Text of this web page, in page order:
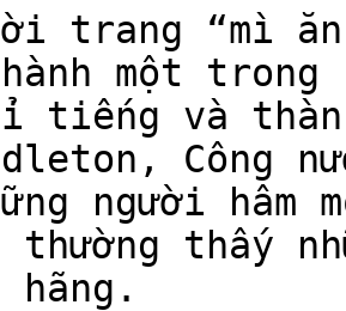
trang “mì
một trong
tiếng và
Công
người hâm
thường thấy
hãng.